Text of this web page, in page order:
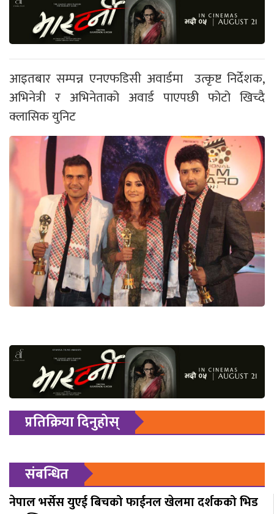
आइतबार सम्पन्न एनएफडिसी अवार्डमा उत्कृष्ट निर्देशक,
अभिनेत्री र अभिनेताको अवार्ड पाएपछी फोटो खिच्दै
क्लासिक युनिट
प्रतिक्रिया दिनुहोस्
संबन्धित
नेपाल भर्सेस युएई बिचको फाईनल खेलमा दर्शकको भिड